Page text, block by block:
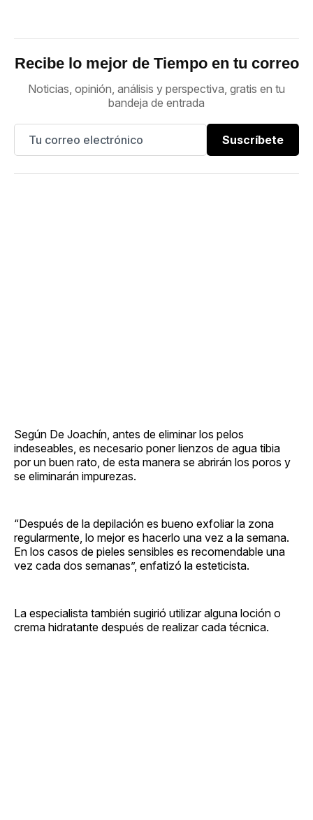
Recibe lo mejor de Tiempo en tu correo
Noticias, opinión, análisis y perspectiva, gratis en tu
bandeja de entrada
Suscríbete
Según De Joachín, antes de eliminar los pelos
indeseables, es necesario poner lienzos de agua tibia
por un buen rato, de esta manera se abrirán los poros y
se eliminarán impurezas.
“Después de la depilación es bueno exfoliar la zona
regularmente, lo mejor es hacerlo una vez a la semana.
En los casos de pieles sensibles es recomendable una
vez cada dos semanas”, enfatizó la esteticista.
La especialista también sugirió utilizar alguna loción o
crema hidratante después de realizar cada técnica.